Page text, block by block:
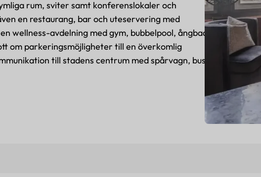
rum, sviter samt konferenslokaler och
en restaurang, bar och uteservering med
wellness-avdelning med gym, bubbelpool, ångbad
om parkeringsmöjligheter till en överkomlig
till stadens centrum med spårvagn, buss